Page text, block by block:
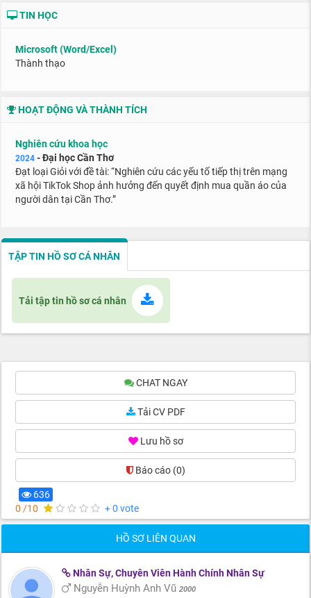
TIN HỌC
Microsoft (Word/Excel)
Thành thạo
HOẠT ĐỘNG VÀ THÀNH TÍCH
Nghiên cứu khoa học
2024 - Đại học Cần Thơ
Đạt loại Giỏi với đề tài: “Nghiên cứu các yếu tố tiếp thị trên mạng
xã hội TikTok Shop ảnh hưởng đến quyết định mua quần áo của
người dân tại Cần Thơ.”
TẬP TIN HỒ SƠ CÁ NHÂN
Tải tập tin hồ sơ cá nhân
CHAT NGAY
Tải CV PDF
Lưu hồ sơ
Báo cáo (0)
636
0 /10
+ 0 vote
HỒ SƠ LIÊN QUAN
Nhân Sự, Chuyên Viên Hành Chính Nhân Sự
Nguyễn Huỳnh Anh Vũ 2000